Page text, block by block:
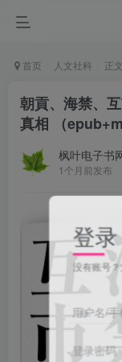
首页 人文社科 正文
朝貢、海禁、
真相 （
枫叶电子书
1个月前发布
登录
没有账号
用户名/
登录密码